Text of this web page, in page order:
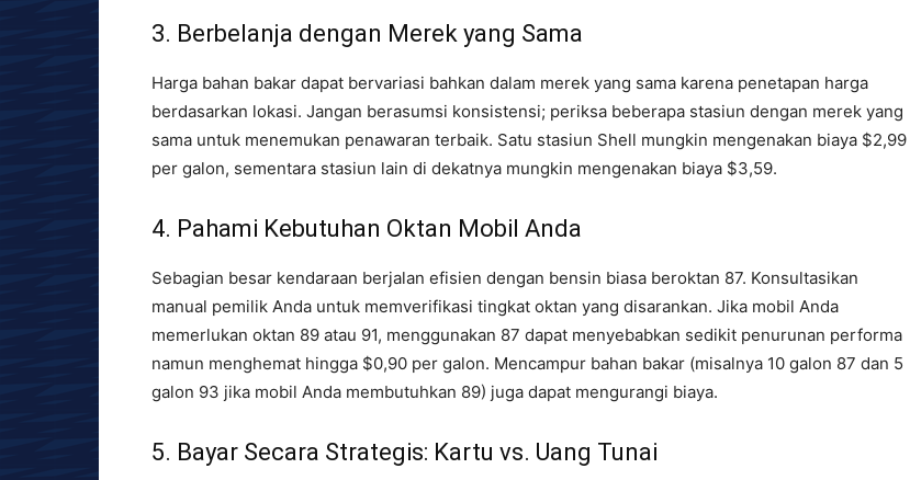
3. Berbelanja dengan Merek yang Sama
Harga bahan bakar dapat bervariasi bahkan dalam merek yang sama karena penetapan harga
berdasarkan lokasi. Jangan berasumsi konsistensi; periksa beberapa stasiun dengan merek yang
sama untuk menemukan penawaran terbaik. Satu stasiun Shell mungkin mengenakan biaya $2,99
per galon, sementara stasiun lain di dekatnya mungkin mengenakan biaya $3,59.
4. Pahami Kebutuhan Oktan Mobil Anda
Sebagian besar kendaraan berjalan efisien dengan bensin biasa beroktan 87. Konsultasikan
manual pemilik Anda untuk memverifikasi tingkat oktan yang disarankan. Jika mobil Anda
memerlukan oktan 89 atau 91, menggunakan 87 dapat menyebabkan sedikit penurunan performa
namun menghemat hingga $0,90 per galon. Mencampur bahan bakar (misalnya 10 galon 87 dan 5
galon 93 jika mobil Anda membutuhkan 89) juga dapat mengurangi biaya.
5. Bayar Secara Strategis: Kartu vs. Uang Tunai